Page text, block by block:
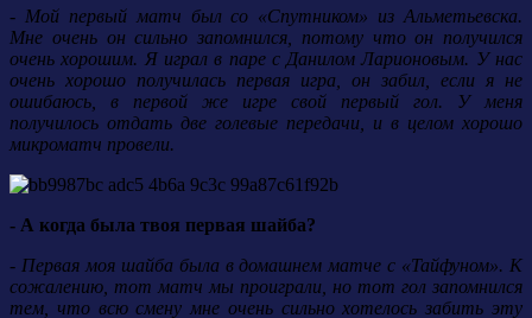
- Мой первый матч был со «Спутником» из Альметьевска.
Мне очень он сильно запомнился, потому что он получился
очень хорошим. Я играл в паре с Данилом Ларионовым. У нас
очень хорошо получилась первая игра, он забил, если я не
ошибаюсь, в первой же игре свой первый гол. У меня
получилось отдать две голевые передачи, и в целом хорошо
микроматч провели.
- А когда была твоя первая шайба?
- Первая моя шайба была в домашнем матче с «Тайфуном». К
сожалению, тот матч мы проиграли, но тот гол запомнился
тем, что всю смену мне очень сильно хотелось забить эту